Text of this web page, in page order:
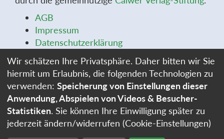
AGB
Impressum
Datenschutzerklärung
Widerrufsformular
Stellenangebote
Cookie-Einstellungen
Wir schätzen Ihre Privatsphäre. Daher bitten wir Sie
hiermit um Erlaubnis, die folgenden Technologien zu
verwenden: Speicherung von Einstellungen dieser
Anwendung, Abspielen von Videos & Besucher-
Statistiken. Sie können Ihre Einwilligung später zu
jederzeit ändern/widerrufen (Cookie-Einstellungen)